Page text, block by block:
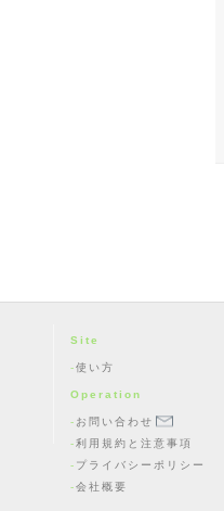
Site
使い方
Operation
お問い合わせ
利用規約と注意事項
プライバシーポリシー
会社概要